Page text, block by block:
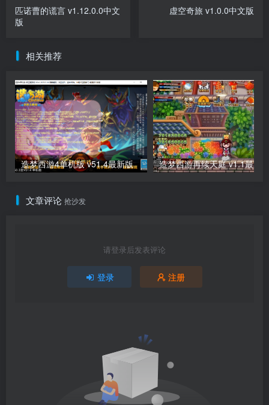
匹诺曹的谎言 v1.12.0.0中文
版
虚空奇旅 v1.0.0中文版
相关推荐
造梦西游4单机版 v51.4最新版 造梦西游再续天庭 v1.1最新
文章评论 抢沙发
请登录后发表评论
登录 注册